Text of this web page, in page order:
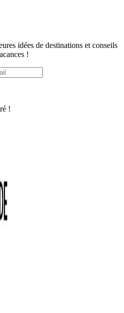
idées de destinations et conseils
!
!